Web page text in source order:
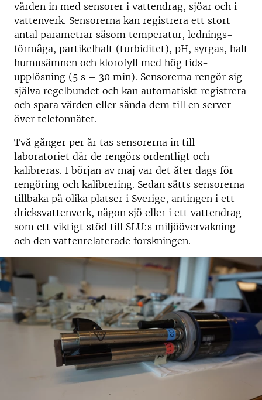
värden in med sensorer i vatten­drag, sjöar och i
vatten­verk. Sensorerna kan registrera ett stort
antal parametrar såsom tempe­ra­tur, lednings­
förmåga, partikel­halt (turbiditet), pH, syrgas, halt
humus­ämnen och kloro­fyll med hög tids­
upplösning (5 s – 30 min). Sensorerna rengör sig
själva regel­bundet och kan auto­ma­tiskt registrera
och spara värden eller sända dem till en server
över telefonnätet.
Två gånger per år tas sensorerna in till
laboratoriet där de rengörs ordentligt och
kalibreras. I början av maj var det åter dags för
rengöring och kalibrering. Sedan sätts sensorerna
tillbaka på olika platser i Sverige, antingen i ett
dricksvattenverk, någon sjö eller i ett vattendrag
som ett viktigt stöd till SLU:s miljöövervakning
och den vattenrelaterade forskningen.